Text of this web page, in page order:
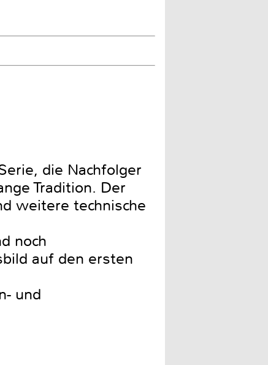
die Nachfolger
Tradition. Der
weitere technische
noch
auf den ersten
und